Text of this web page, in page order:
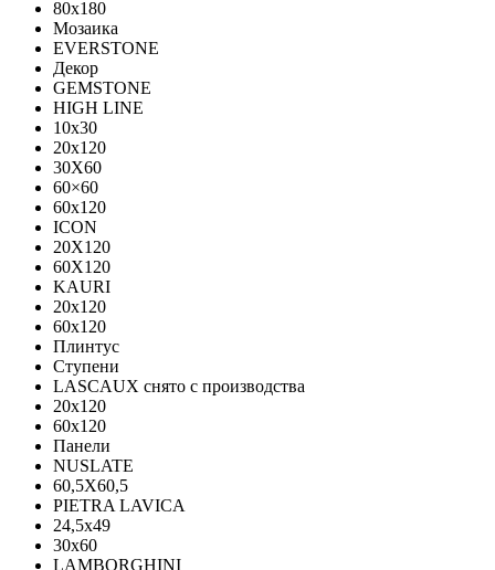
80х180
Мозаика
EVERSTONE
Декор
GEMSTONE
HIGH LINE
10x30
20x120
30X60
60×60
60x120
ICON
20X120
60X120
KAURI
20x120
60x120
Плинтус
Ступени
LASCAUX снято с производства
20x120
60x120
Панели
NUSLATE
60,5X60,5
PIETRA LAVICA
24,5x49
30x60
LAMBORGHINI